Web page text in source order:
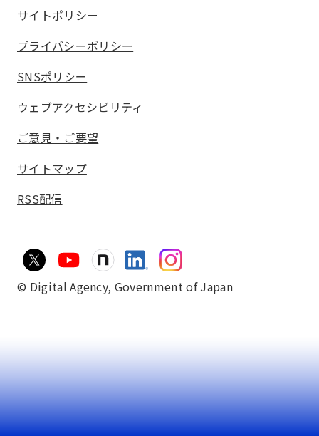
サイトポリシー
プライバシーポリシー
SNSポリシー
ウェブアクセシビリティ
ご意見・ご要望
サイトマップ
RSS配信
© Digital Agency, Government of Japan